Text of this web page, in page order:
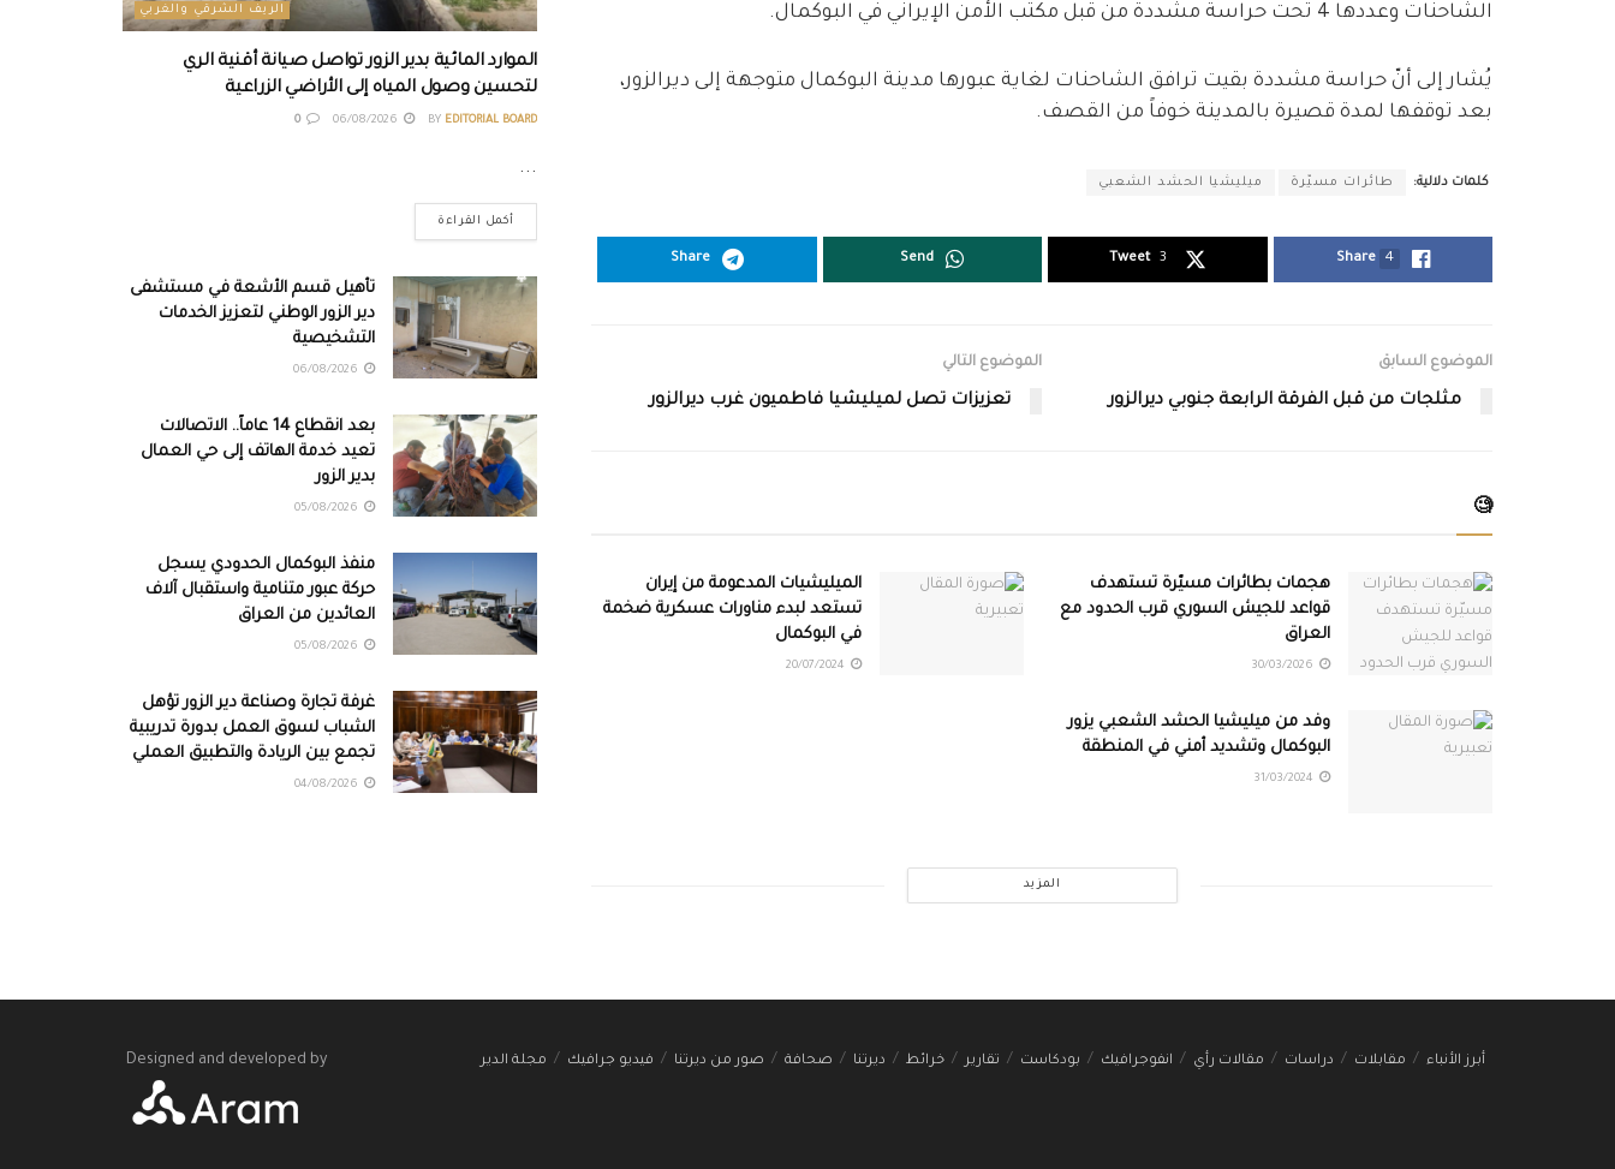
الشاحنات وعددها 4 تحت حراسة مشددة من قبل مكتب الأمن الإيراني في البوكمال.
يُشار إلى أنّ حراسة مشددة بقيت ترافق الشاحنات لغاية عبورها مدينة البوكمال متوجهة إلى ديرالزور،
بعد توقفها لمدة قصيرة بالمدينة خوفاً من القصف.
كلمات دلالية: طائرات مسيّرة ميليشيا الحشد الشعبي
Share 4
Tweet 3
Send
Share
الموضوع السابق
مثلجات من قبل الفرقة الرابعة جنوبي ديرالزور
الموضوع التالي
تعزيزات تصل لميليشيا فاطميون غرب ديرالزور
🧐
هجمات بطائرات مسيّرة تستهدف
قواعد للجيش السوري قرب الحدود مع
العراق
الميليشيات المدعومة من إيران
تستعد لبدء مناورات عسكرية ضخمة
في البوكمال
وفد من ميليشيا الحشد الشعبي يزور
البوكمال وتشديد أمني في المنطقة
المزيد
الريف الشرقي والغربي
الموارد المائية بدير الزور تواصل صيانة أقنية الري
لتحسين وصول المياه إلى الأراضي الزراعية
BY EDITORIAL BOARD
0
...
أكمل القراءة
تأهيل قسم الأشعة في مستشفى
دير الزور الوطني لتعزيز الخدمات
التشخيصية
بعد انقطاع 14 عاماً.. الاتصالات
تعيد خدمة الهاتف إلى حي العمال
بدير الزور
منفذ البوكمال الحدودي يسجل
حركة عبور متنامية واستقبال آلاف
العائدين من العراق
غرفة تجارة وصناعة دير الزور تؤهل
الشباب لسوق العمل بدورة تدريبية
تجمع بين الريادة والتطبيق العملي
أبرز الأنباء مقابلات دراسات مقالات رأي انفوجرافيك بودكاست تقارير خرائط ديرتنا صحافة صور من ديرتنا فيديو جرافيك مجلة الدير Designed and developed by